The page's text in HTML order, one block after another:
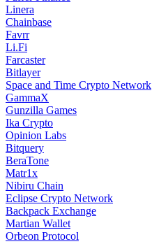
Linera
Chainbase
Favrr
Li.Fi
Farcaster
Bitlayer
Space and Time Crypto Network
GammaX
Gunzilla Games
Ika Crypto
Opinion Labs
Bitquery
BeraTone
Matr1x
Nibiru Chain
Eclipse Crypto Network
Backpack Exchange
Martian Wallet
Orbeon Protocol